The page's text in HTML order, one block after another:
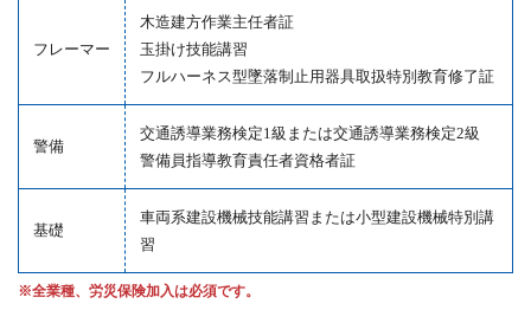
フレーマー
木造建方作業主任者証
玉掛け技能講習
フルハーネス型墜落制止用器具取扱特別教育修了証
警備
交通誘導業務検定1級または交通誘導業務検定2級
警備員指導教育責任者資格者証
基礎
車両系建設機械技能講習または小型建設機械特別講
習
※全業種、労災保険加入は必須です。